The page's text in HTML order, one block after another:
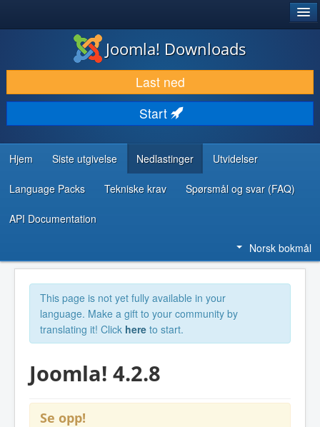
LAST NED & UTVID
OPPDAG & LÆR
SAMFUNN & BRUKERSTØTTE
UTVIKLINGSRESSURSER
Joomla! Downloads
Last ned
Start
Hjem Siste utgivelse Nedlastinger Utvidelser
Language Packs Tekniske krav Spørsmål og svar (FAQ)
API Documentation
Norsk bokmål
This page is not yet fully available in your
language. Make a gift to your community by
translating it! Click here to start.
Joomla! 4.2.8
Se opp!